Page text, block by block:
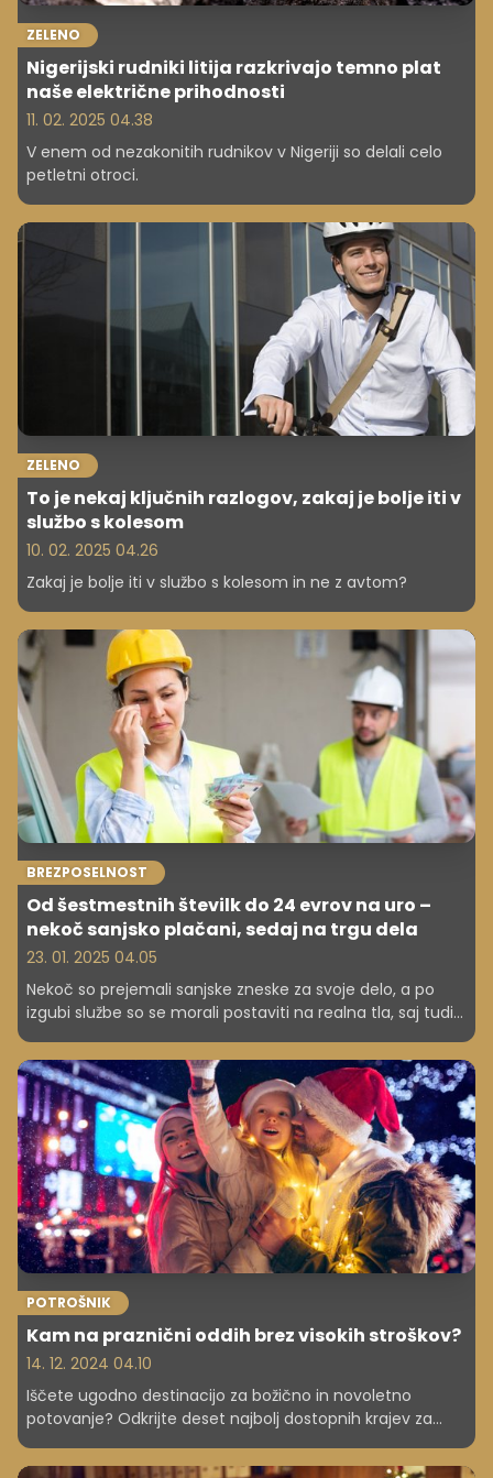
ZELENO
Nigerijski rudniki litija razkrivajo temno plat
naše električne prihodnosti
11. 02. 2025 04.38
V enem od nezakonitih rudnikov v Nigeriji so delali celo
petletni otroci.
ZELENO
To je nekaj ključnih razlogov, zakaj je bolje iti v
službo s kolesom
10. 02. 2025 04.26
Zakaj je bolje iti v službo s kolesom in ne z avtom?
BREZPOSELNOST
Od šestmestnih številk do 24 evrov na uro –
nekoč sanjsko plačani, sedaj na trgu dela
23. 01. 2025 04.05
Nekoč so prejemali sanjske zneske za svoje delo, a po
izgubi službe so se morali postaviti na realna tla, saj tudi
oni morajo plačevati račune, hrano in streho nad glavo.
Kako se na zahtevnem trgu dela znajdejo ljudje, ki so
navajeni na visoke plače?
POTROŠNIK
Kam na praznični oddih brez visokih stroškov?
14. 12. 2024 04.10
Iščete ugodno destinacijo za božično in novoletno
potovanje? Odkrijte deset najbolj dostopnih krajev za
Slovence, kjer lahko praznične dni preživite brez
finančnega stresa.